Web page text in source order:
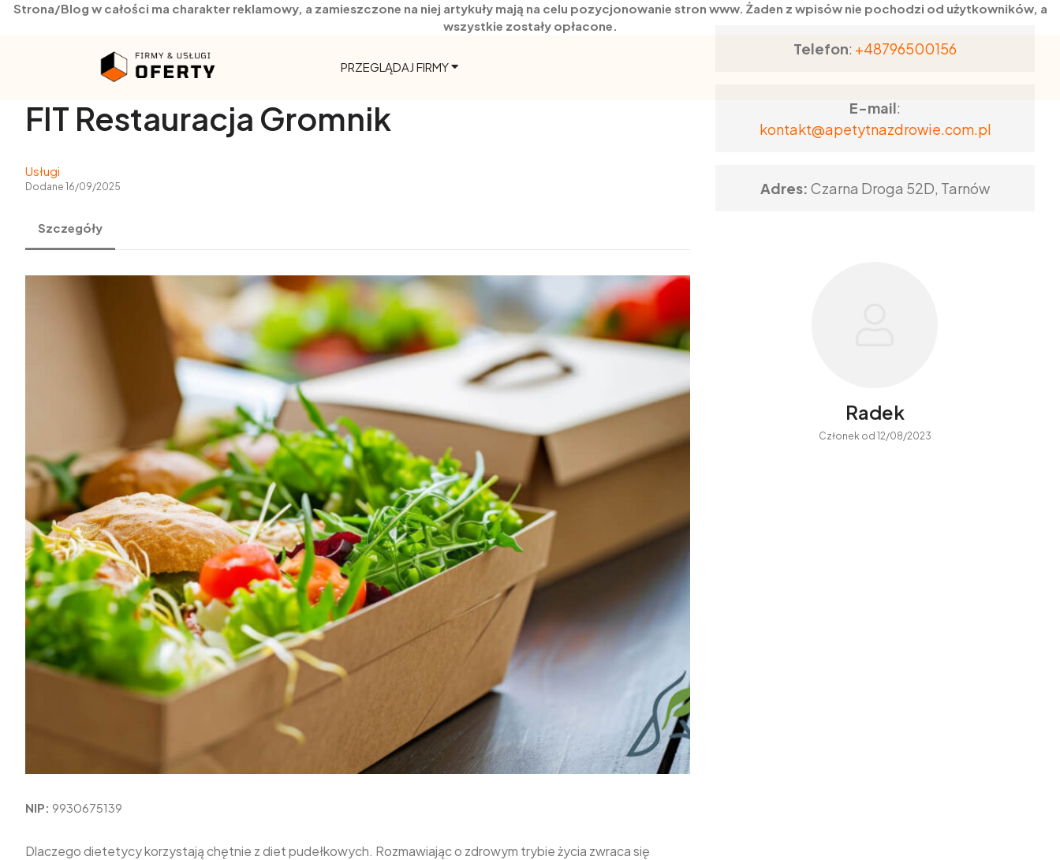
Strona/Blog w całości ma charakter reklamowy, a zamieszczone na niej artykuły mają na celu pozycjonowanie stron www. Żaden z wpisów nie pochodzi od użytkowników, a
wszystkie zostały opłacone.
PRZEGLĄDAJ FIRMY
FIT Restauracja Gromnik
Usługi
Dodane 16/09/2025
Szczegóły
NIP: 9930675139
Dlaczego dietetycy korzystają chętnie z diet pudełkowych. Rozmawiając o zdrowym trybie życia zwraca się
Telefon: +48796500156
E-mail:
kontakt@apetytnazdrowie.com.pl
Adres: Czarna Droga 52D, Tarnów
Radek
Członek od 12/08/2023